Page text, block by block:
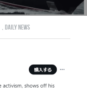
Daily News